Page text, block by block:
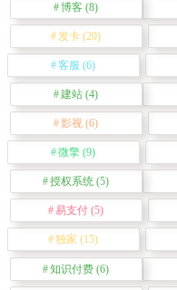
博客 (8)
发卡 (20)
客服 (6)
建站 (4)
影视 (6)
微擎 (9)
授权系统 (5)
易支付 (5)
独家 (15)
知识付费 (6)